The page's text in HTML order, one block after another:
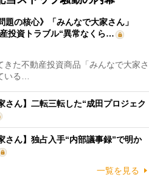
題の核心》「みんなで大家さん」
投資トラブル“異常なくら…
た不動産投資商品「みんなで大家さ
いる…
さん】二転三転した“成田プロジェク
さん】独占入手“内部議事録”で明か
一覧を見る